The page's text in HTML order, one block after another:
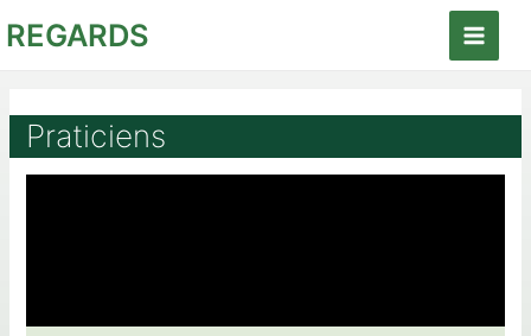
auREGARDS
Main
Praticiens